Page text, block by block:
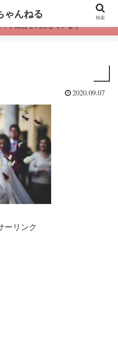
ト広告を利用しています
2020.09.07
ーリンク
ゃんねる 検索